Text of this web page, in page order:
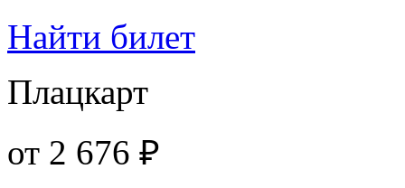
Найти билет
Плацкарт
от 2 676 ₽